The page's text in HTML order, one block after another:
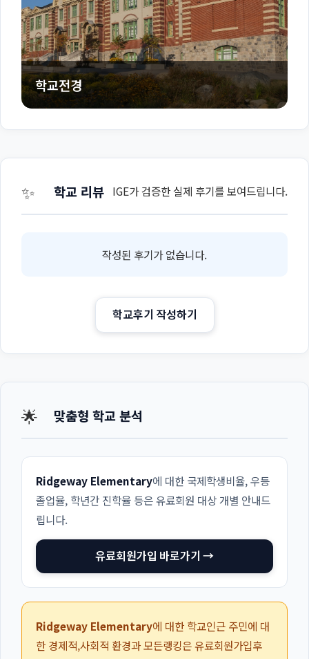
학교전경
✨ 학교 리뷰 IGE가 검증한 실제 후기를 보여드립니다.
작성된 후기가 없습니다.
학교후기 작성하기
🌟 맞춤형 학교 분석
Ridgeway Elementary에 대한 국제학생비율, 우등
졸업율, 학년간 진학율 등은 유료회원 대상 개별 안내드
립니다.
유료회원가입 바로가기 →
Ridgeway Elementary에 대한 학교인근 주민에 대
한 경제적,사회적 환경과 모든랭킹은 유료회원가입후